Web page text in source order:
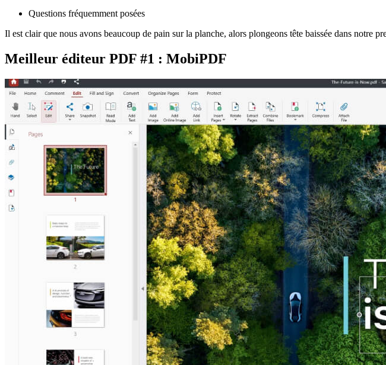
Questions fréquemment posées
Il est clair que nous avons beaucoup de pain sur la planche, alors plongeons tête baissée dans notre
Meilleur éditeur PDF #1 : MobiPDF